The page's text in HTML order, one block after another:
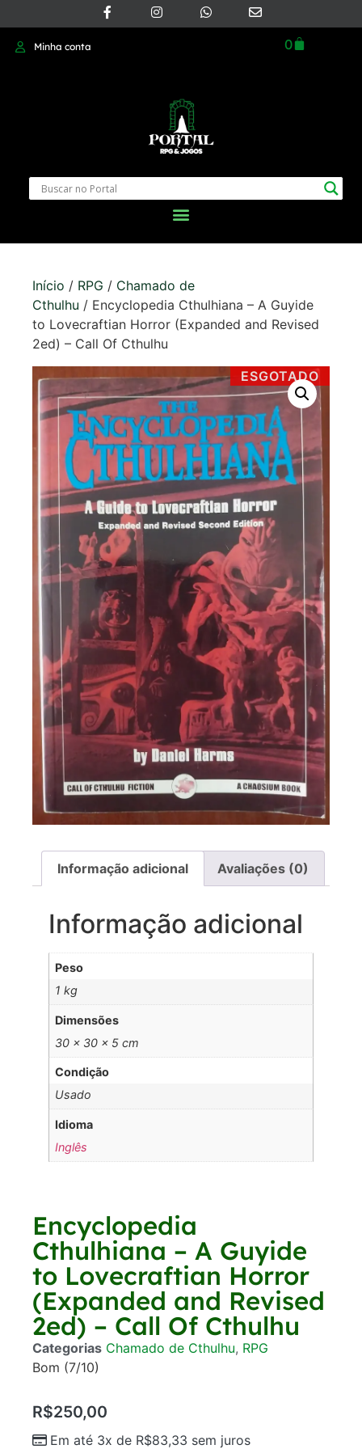
Minha conta 0
Início / RPG / Chamado de
Cthulhu / Encyclopedia Cthulhiana – A Guyide
to Lovecraftian Horror (Expanded and Revised
2ed) – Call Of Cthulhu
ESGOTADO
Informação adicional Avaliações (0)
Informação adicional
Peso
1 kg
Dimensões
30 × 30 × 5 cm
Condição
Usado
Idioma
Inglês
Encyclopedia
Cthulhiana – A Guyide
to Lovecraftian Horror
(Expanded and Revised
2ed) – Call Of Cthulhu
Categorias Chamado de Cthulhu, RPG
Bom (7/10)
R$250,00
Em até 3x de R$83,33 sem juros